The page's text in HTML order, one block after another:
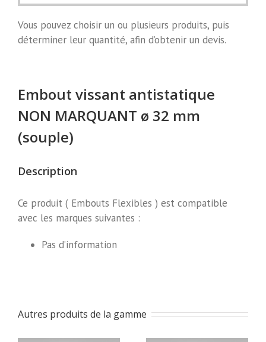
Vous pouvez choisir un ou plusieurs produits, puis
déterminer leur quantité, afin d’obtenir un devis.
Embout vissant antistatique
NON MARQUANT ø 32 mm
(souple)
Description
Ce produit ( Embouts Flexibles ) est compatible
avec les marques suivantes :
Pas d’information
Autres produits de la gamme